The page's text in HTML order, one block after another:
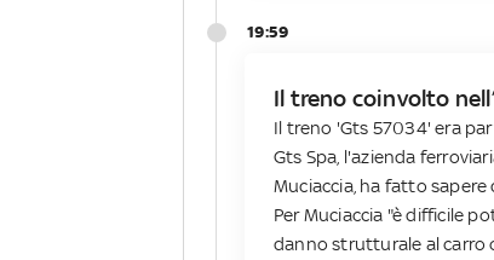
19:59
Il treno coinvolto
Il treno 'Gts 57034' era
Gts Spa, l'azienda
Muciaccia, ha fatto
Per Muciaccia "è difficile
danno strutturale al carro